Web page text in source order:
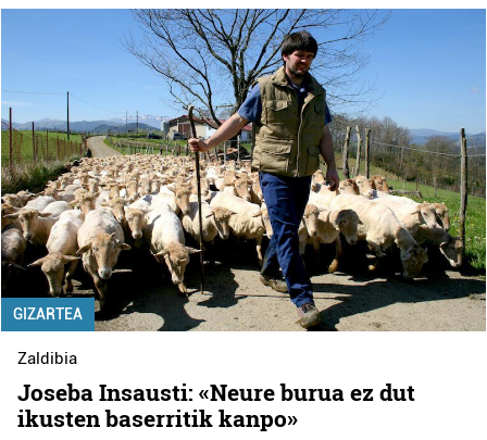
GIZARTEA
Zaldibia
Joseba Insausti: «Neure burua ez dut
ikusten baserritik kanpo»